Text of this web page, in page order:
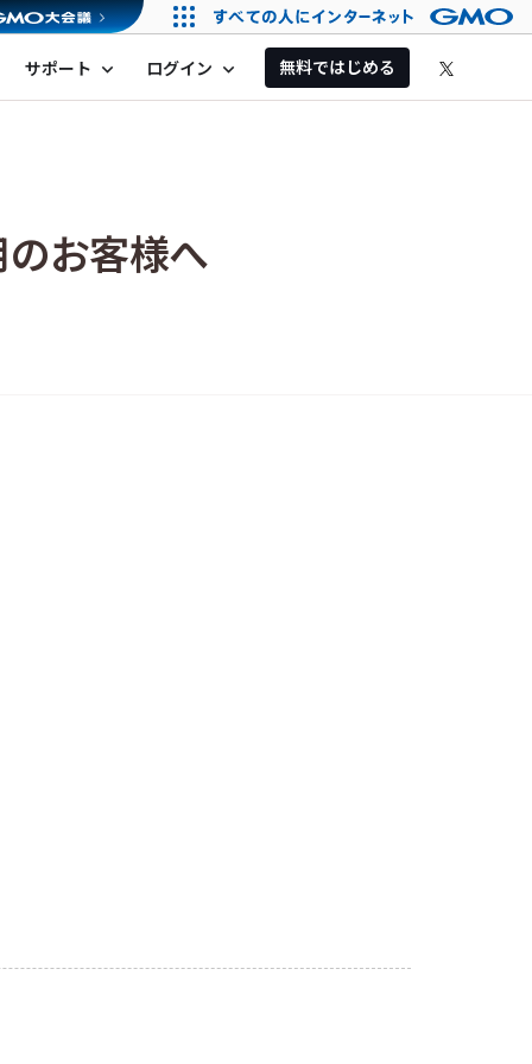
サポート expand_more ログイン expand_more 無料ではじめる
お客様へ